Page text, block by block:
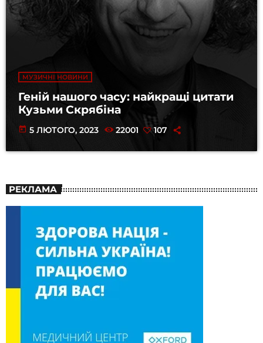
МУЗИЧНІ НОВИНИ
Геній нашого часу: найкращі цитати
Кузьми Скрябіна
today 5 ЛЮТОГО, 2023 22001 107
РЕКЛАМА